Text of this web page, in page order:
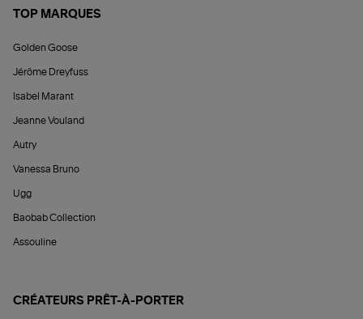
TOP MARQUES
Golden Goose
Jérôme Dreyfuss
Isabel Marant
Jeanne Vouland
Autry
Vanessa Bruno
Ugg
Baobab Collection
Assouline
CRÉATEURS PRÊT-À-PORTER